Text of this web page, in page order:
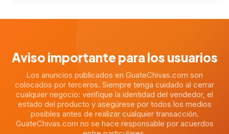
Aviso importante para los usuarios
Los anuncios publicados en GuateChivas.com son
colocados por terceros. Siempre tenga cuidado al cerrar
cualquier negocio: verifique la identidad del vendedor, el
estado del producto y asegúrese por todos los medios
posibles antes de realizar cualquier transacción.
GuateChivas.com no se hace responsable por acuerdos